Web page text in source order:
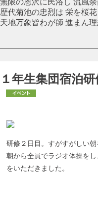
歴代菊池の忠烈は 栄を桜花
天地万象皆わが師 進まん
１年生集団宿泊研
研修２日目。すがすがしい朝
朝から全員でラジオ体操を
をいただきました。